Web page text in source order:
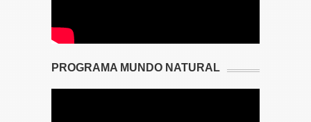
PROGRAMA MUNDO NATURAL